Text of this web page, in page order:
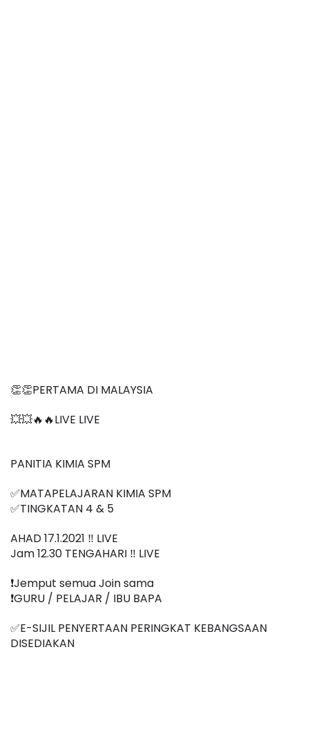
👏👏PERTAMA DI MALAYSIA
💥💥🔥🔥LIVE LIVE
PANITIA KIMIA SPM
✅MATAPELAJARAN KIMIA SPM
✅TINGKATAN 4 & 5
AHAD 17.1.2021 ‼️ LIVE
Jam 12.30 TENGAHARI ‼️ LIVE
❗️Jemput semua Join sama
❗️GURU / PELAJAR / IBU BAPA
✅E-SIJIL PENYERTAAN PERINGKAT KEBANGSAAN
DISEDIAKAN